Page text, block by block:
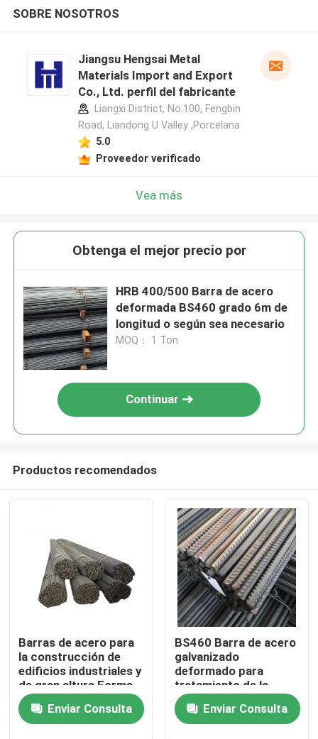
Hogar
Productos
SOBRE NOSOTROS
Jiangsu Hengsai Metal
Materials Import and Export
Co., Ltd. perfil del fabricante
Liangxi District, No.100, Fengbin
Road, Liandong U Valley ,Porcelana
5.0
Proveedor verificado
Vea más
Obtenga el mejor precio por
HRB 400/500 Barra de acero
deformada BS460 grado 6m de
longitud o según sea necesario
MOQ： 1 Ton
Continuar
Productos recomendados
Barras de acero para
la construcción de
edificios industriales y
de gran altura Forma
duradera y fiable
Enviar Consulta
BS460 Barra de acero
galvanizado
deformado para
tratamiento de la
superficie en
proyectos de
construcción
Enviar Consulta